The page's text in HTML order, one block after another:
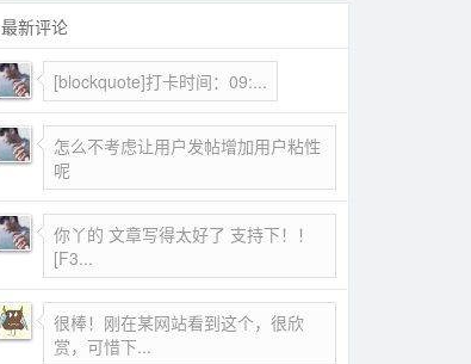
最新评论
[blockquote]打卡时间：09:...
怎么不考虑让用户发帖增加用户粘性
呢
你丫的 文章写得太好了 支持下！！
[F3...
很棒！刚在某网站看到这个，很欣
赏，可惜下...